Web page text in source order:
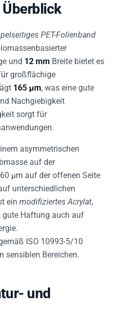
PET-Folienband
und 12 mm Breite bietet es
großflächige
165 µm, was eine gute
Nachgiebigkeit
sorgt für
asymmetrischen
auf der
µm auf der offenen Seite
unterschiedlichen
ein modifiziertes Acrylat,
gute Haftung auch auf
ISO 10993-5/10
sensiblen Bereichen.
und